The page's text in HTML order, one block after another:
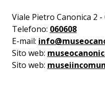
Viale Pietro Canonica 2 -
Telefono: 060608
E-mail:
Sito web:
Sito web: